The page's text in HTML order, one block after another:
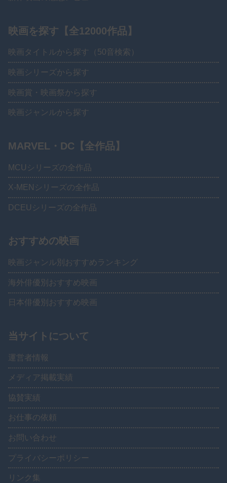
映画を探す【全12000作品】
映画タイトルから探す（50音検索）
映画シリーズから探す
映画賞・映画祭から探す
映画ジャンルから探す
MARVEL・DC【全作品】
MCUシリーズの全作品
X-MENシリーズの全作品
DCEUシリーズの全作品
おすすめの映画
映画ジャンル別おすすめランキング
海外俳優別おすすめ映画
日本俳優別おすすめ映画
当サイトについて
運営者情報
メディア掲載実績
協賛実績
お仕事の依頼
お問い合わせ
プライバシーポリシー
リンク集